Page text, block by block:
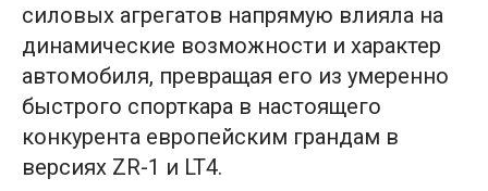
силовых агрегатов напрямую влияла на
динамические возможности и характер
автомобиля, превращая его из умеренно
быстрого спорткара в настоящего
конкурента европейским грандам в
версиях ZR-1 и LT4.